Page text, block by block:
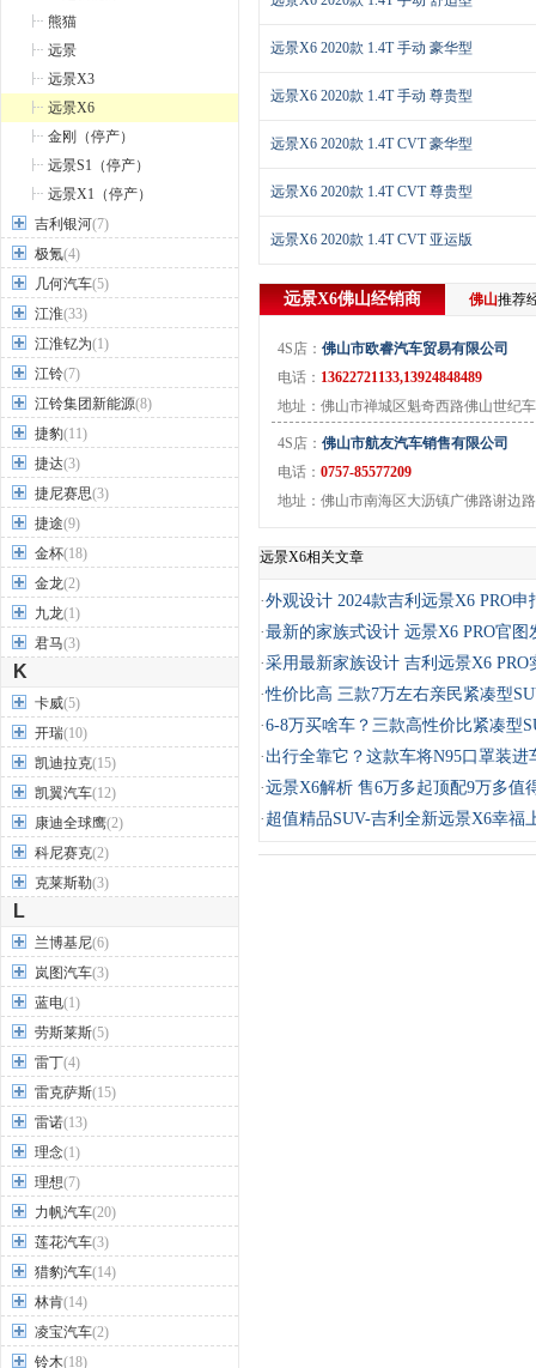
熊猫
远景
远景X3
远景X6
金刚（停产）
远景S1（停产）
远景X1（停产）
吉利银河(7)
极氪(4)
几何汽车(5)
江淮(33)
江淮钇为(1)
江铃(7)
江铃集团新能源(8)
捷豹(11)
捷达(3)
捷尼赛思(3)
捷途(9)
金杯(18)
金龙(2)
九龙(1)
君马(3)
K
卡威(5)
开瑞(10)
凯迪拉克(15)
凯翼汽车(12)
康迪全球鹰(2)
科尼赛克(2)
克莱斯勒(3)
L
兰博基尼(6)
岚图汽车(3)
蓝电(1)
劳斯莱斯(5)
雷丁(4)
雷克萨斯(15)
雷诺(13)
理念(1)
理想(7)
力帆汽车(20)
莲花汽车(3)
猎豹汽车(14)
林肯(14)
凌宝汽车(2)
铃木(18)
远景X6 2020款 1.4T 手动 豪华型
远景X6 2020款 1.4T 手动 尊贵型
远景X6 2020款 1.4T CVT 豪华型
远景X6 2020款 1.4T CVT 尊贵型
远景X6 2020款 1.4T CVT 亚运版
远景X6佛山经销商 佛山推荐
4S店： 佛山市欧睿汽车贸易有限公司
电话： 13622721133,13924848489
地址：佛山市禅城区魁奇西路佛山世纪
4S店： 佛山市航友汽车销售有限公司
电话： 0757-85577209
地址：佛山市南海区大沥镇广佛路谢边
远景X6相关文章
·外观设计 2024款吉利远景X6 PRO申
·最新的家族式设计 远景X6 PRO官图
·采用最新家族设计 吉利远景X6 PRO
·性价比高 三款7万左右亲民紧凑型
·6-8万买啥车？三款高性价比紧凑型
· 出行全靠它？这款车将N95口罩装进
·远景X6解析 售6万多起顶配9万多值
· 超值精品SUV-吉利全新远景X6幸福